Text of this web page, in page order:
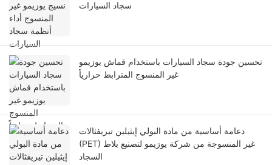
سجاد السيارات
تحسين جودة سجاد السيارات باستخدام قماش يوزيمو
غير المنسوج المترابط حرارياً
دعامة أساسية من مادة البولي إيثيلين تيريفثالات
(PET) غير المنسوجة من شركة يوزيمو لتصنيع بلاط
السجاد